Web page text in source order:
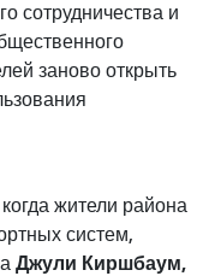
сотрудничества и
заново открыть
жители района
систем,
Джули Киршбаум,